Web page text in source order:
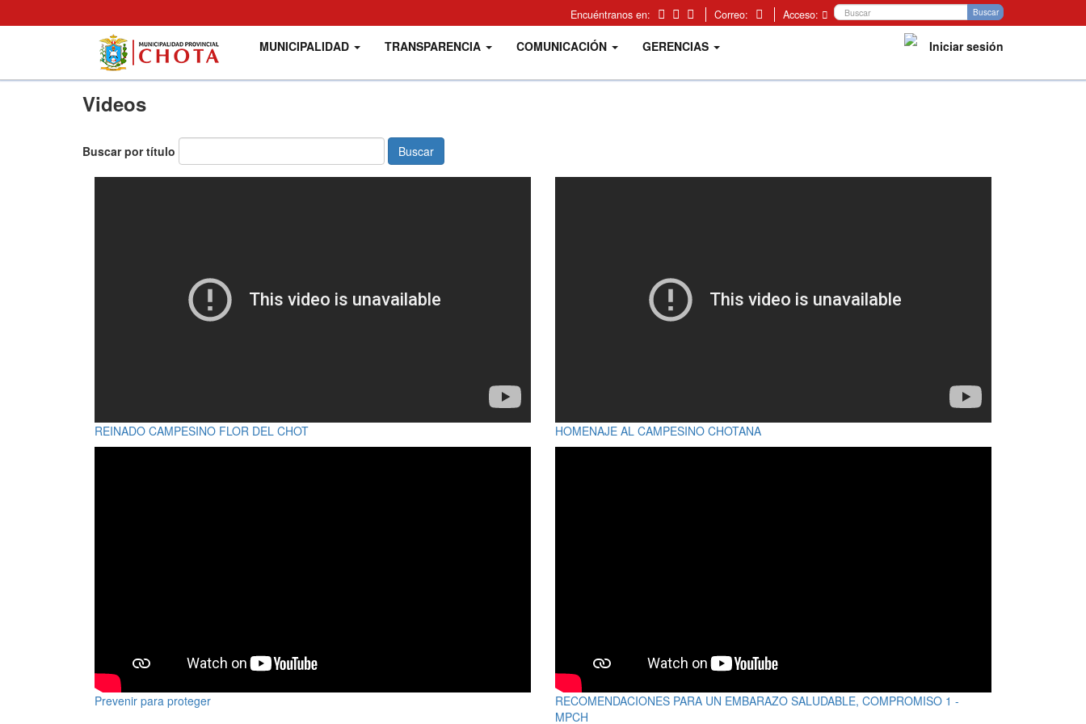
Pasar
Encuéntranos en: Correo: Acceso: Buscar
Buscar
Main
navigation
MUNICIPALIDAD TRANSPARENCIA COMUNICACIÓN GERENCIAS
User
account
menu
Iniciar sesión
Videos
Buscar por título Buscar
REINADO CAMPESINO FLOR DEL CHOT HOMENAJE AL CAMPESINO CHOTANA
Prevenir para proteger
RECOMENDACIONES PARA UN EMBARAZO SALUDABLE, COMPROMISO 1 -
MPCH